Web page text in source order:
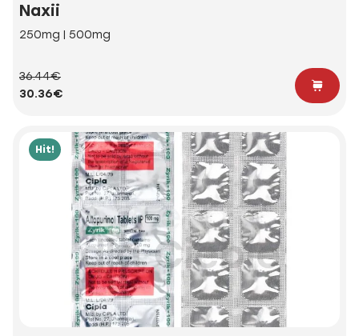
Naxii
250mg | 500mg
36.44€
30.36€
Hit!